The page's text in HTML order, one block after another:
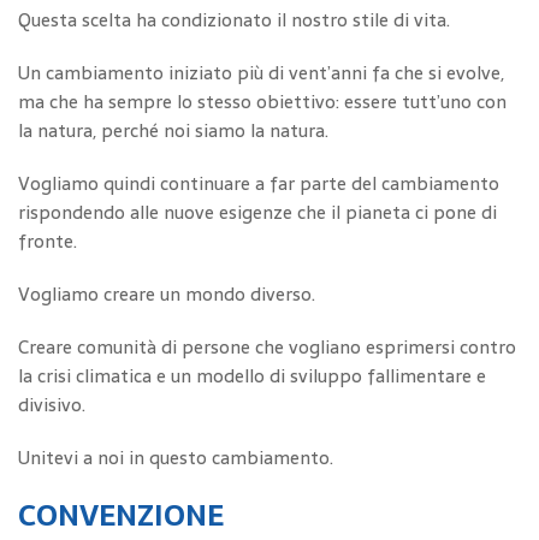
Questa scelta ha condizionato il nostro stile di vita.
Un cambiamento iniziato più di vent’anni fa che si evolve,
ma che ha sempre lo stesso obiettivo: essere tutt’uno con
la natura, perché noi siamo la natura.
Vogliamo quindi continuare a far parte del cambiamento
rispondendo alle nuove esigenze che il pianeta ci pone di
fronte.
Vogliamo creare un mondo diverso.
Creare comunità di persone che vogliano esprimersi contro
la crisi climatica e un modello di sviluppo fallimentare e
divisivo.
Unitevi a noi in questo cambiamento.
CONVENZIONE